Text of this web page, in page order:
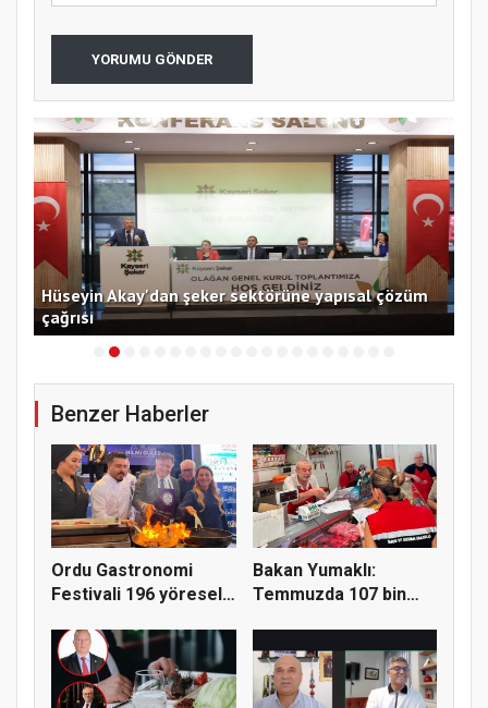
YORUMU GÖNDER
Hüseyin Akay'dan şeker sektörüne yapısal çözüm
çağrısı
Benzer Haberler
Ordu Gastronomi
Festivali 196 yöresel
Bakan Yumaklı:
Temmuzda 107 bin